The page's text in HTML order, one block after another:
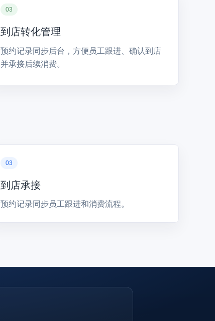
03
到店转化管理
预约记录同步后台，方便员工跟进、确认到店
并承接后续消费。
到店承接
预约记录同步员工跟进和消费流程。